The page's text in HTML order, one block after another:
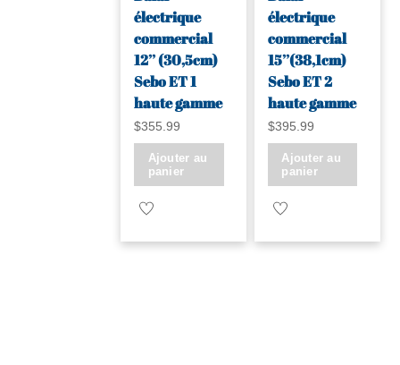
électrique
commercial
12’’ (30,5cm)
Sebo ET 1
haute gamme
$355.99
Ajouter au
panier
électrique
commercial
15’’(38,1cm)
Sebo ET 2
haute gamme
$395.99
Ajouter au
panier